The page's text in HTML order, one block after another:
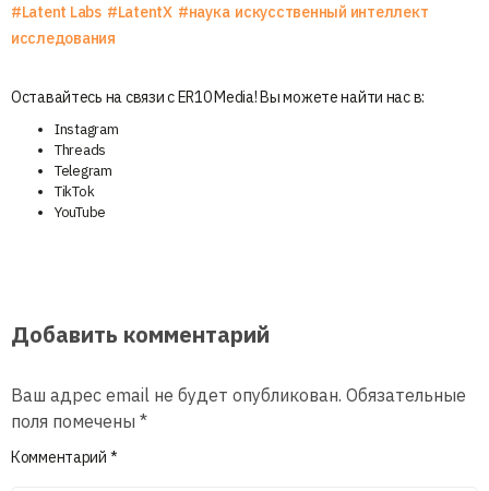
#Latent Labs #LatentX #наука искусственный интеллект
исследования
Оставайтесь на связи с ER10 Media! Вы можете найти нас в:
Instagram
Threads
Telegram
TikTok
YouTube
Добавить комментарий
Ваш адрес email не будет опубликован. Обязательные
поля помечены *
Комментарий *